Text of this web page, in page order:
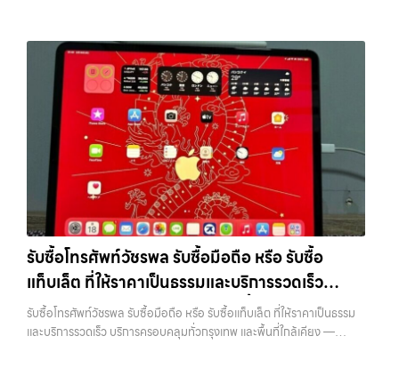
รวดเร็วที่สุด ที่ “รับซื้อขายมือถือ.com” เราเข้าใจดีว่าอุปกรณ์แต่ละชิ้นไม่ใช่
แค่เครื่องใช้ไฟฟ้า แต่เป็นทรัพย์สินที่มีมูลค่า คุณอาจต้องการเปลี่ยนรุ่น หรือ
ต้องการเงินด่วน เราจึงมอบบริการประเมินสภาพเครื่อง ฟรี ปราบปราม
ความยุ่งยากทั้งหลาย โดยเน้น โปร่งใส มั่นใจได้ และจ่ายเงินทันทีเมื่อตกลง
ซื้อขายสำเร็จ บริการของเราครอบคลุมทั้ง iPhone สายใหม่-เก่า,
Samsung ทุกรุ่น, iPad และแท็บเล็ตทุกแบรนด์ เรารับถึงแม้จะอยู่ในสภาพ
ใช้งานแล้ว ตกแต่งแล้ว หรือมีรอยบ้าง เพราะมูลค่าของเครื่องไม่ได้ขึ้นอยู่แค่
ยี่ห้อ แต่ขึ้นอยู่กับสภาพจริง ความครบชุด และความสะดวกในการขายของ
คุณ เราจึงตั้งใจให้บริการในเขต ลาดพร้าว, รัชดา, บางรัก, แจ้งวัฒนะ,
บางแค, วัชรพล, รามอินทรา, บางนา, บางพลี, เกษตรนวมินทร์, เสนานิคม,
วังหิน อย่างเต็มที่ ไม่ว่าคุณจะค้นหาคำว่า “รับซื้อมือถือใกล้ฉัน”, “รับซื้อ
โทรศัพท์มือสองกรุงเทพ”, “ขาย iPad ได้ราคา”, “รับซื้อแท็บเล็ต กรุงเทพ
ถึงที่”, หรือ “รับซื้อ Samsung มือสอง ราคาสูง” — ที่นี่คือคำตอบ เพราะ
บริการของเรามุ่งตรงให้คุณได้รับราคาและความสะดวกสบายที่เหนือกว่า
เลือกเราแล้วคุณจะได้บริการที่คุณไว้วางใจ พร้อมทีมงานที่พร้อมอำนวย
ความสะดวก นัดรับถึงที่ ตรวจสภาพอย่างมืออาชีพ และจ่ายเงินทันที
ทั้งหมดนี้เพื่อให้การขายอุปกรณ์ของคุณเป็นเรื่องง่ายขึ้น ดีกว่า รวดเร็วกว่า
ดา บางรัก แจ้งวัฒนะ บางแค วัชรพล รามอินทรา รับซื้อโน๊ตบุ๊คเสนานิคม —
บริการรับซื้อมือถือ iPhone Samsung iPad แท็บเล็ตใน พื้นที่ ลาดพร้าว
รัชดา บางรัก แจ้งวัฒนะ บางแค วัชรพล รามอินทรา พร้อมจ่ายเงินทันที รับ
ซื้อโน๊ตบุ๊คเสนานิคม บริการรับซื้อมือถือ iPhone Samsung iPad แท็บเล็ต
ใน พื้นที่ ลาดพร้าว รัชดา บางรัก แจ้งวัฒนะ บางแค วัชรพล รามอินทรา…
รับซื้อโน๊ตบุ๊คเสนานิคม ขายอุปกรณ์ไอทีแล้วอยากได้เงินด่วน? ติดต่อเรา
เลย! การันตีราคาดี รับเงินทันใจ ประสบการณ์เหนือระดับกับการ รับซื้อไอ
โฟน, รับซื้อไอแพด, รับซื้อมือถือ ยินดีต้อนรับสู่ “รับซื้อขายมือถือ.com”
เว็บไซต์ที่คุณไว้วางใจได้ สำหรับบริการ รับซื้อ มือถือ iPhone, Samsung,
iPad, แท็บเล็ต ทุกยี่ห้อ ให้ราคาสูง พร้อมจ่ายเงินทันที ครอบคลุมพื้นที่
ลาดพร้าว, รัชดา, บางรัก, แจ้งวัฒนะ, บางแค, วัชรพล, รามอินทรา และเขต
กรุงเทพฯ ใกล้ “ใกล้ ฉัน” ที่สุด ในยุคที่สมาร์ทโฟน แท็บเล็ต และอุปกรณ์ไอที
ใหม่ๆ เปลี่ยนรุ่นกันแทบทุกช่วงเวลา อุปกรณ์ที่คุณใช้แล้วอาจกลายเป็นของ
ที่ไม่ได้ใช้งานอยู่เฉยๆ เว็บไซต์ของเราจึงเกิดขึ้นเพื่อเป็นทางเลือกให้คุณ
สามารถเปลี่ยนอุปกรณ์ที่ไม่ใช้แล้วให้กลายเป็นเงินสดได้ทันที ด้วยบริการ รับ
ซื้อไอโฟน, รับซื้อไอแพด, รับซื้อมือถือ, รับซื้อโทรศัพท์, รับซื้อโน๊ตบุ๊ค, รับซื้อ
แท็บเล็ต, รับซื้อสินค้าไอทีกรุงเทพมหานคร อย่างครบวงจร ไม่ว่าคุณจะอยู่
รับซื้อโทรศัพท์วัชรพล รับซื้อมือถือ หรือ รับซื้อ
แท็บเล็ต ที่ให้ราคาเป็นธรรมและบริการรวดเร็ว
บริการครอบคลุมทั่วกรุงเทพ และพื้นที่ใกล้เคียง
รับซื้อโทรศัพท์วัชรพล รับซื้อมือถือ หรือ รับซื้อแท็บเล็ต ที่ให้ราคาเป็นธรรม
และบริการรวดเร็ว บริการครอบคลุมทั่วกรุงเทพ และพื้นที่ใกล้เคียง —